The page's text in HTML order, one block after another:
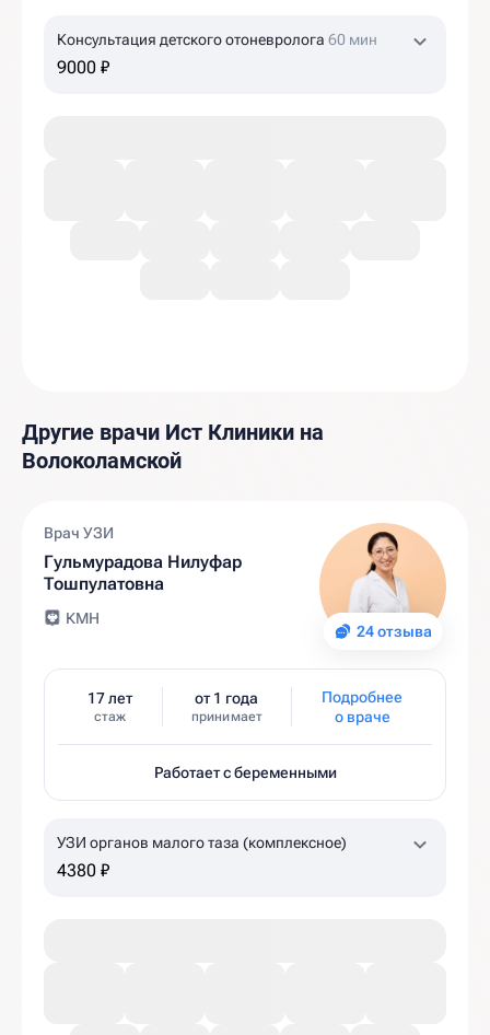
Консультация детского отоневролога 60 мин
9000 ₽
Другие врачи Ист Клиники на
Волоколамской
24 отзыва
Врач УЗИ
Гульмурадова Нилуфар
Тошпулатовна
КМН
17 лет
стаж
от 1 года
принимает
Подробнее
о враче
Работает с беременными
УЗИ органов малого таза (комплексное)
4380 ₽